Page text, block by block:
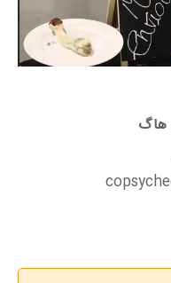
هاگ